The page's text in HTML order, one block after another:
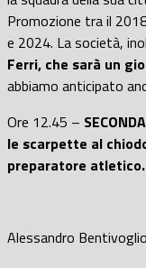
Promozione tra il
e 2024. La società,
Ferri, che sarà un
abbiamo anticipato
Ore 12.45 –
le scarpette al
preparatore atletico.
Alessandro Bentivoglio